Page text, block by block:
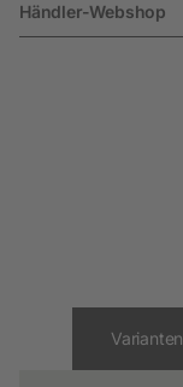
Händler-Webshop
Varianten